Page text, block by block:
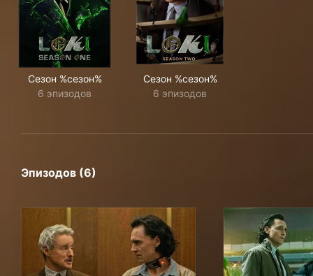
Сезон %сезон%
6 эпизодов
Сезон %сезон%
6 эпизодов
Эпизодов (6)